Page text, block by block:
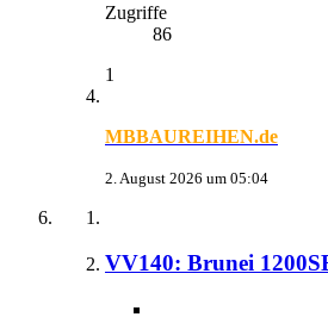
Zugriffe
86
1
MBBAUREIHEN.de
2. August 2026 um 05:04
VV140: Brunei